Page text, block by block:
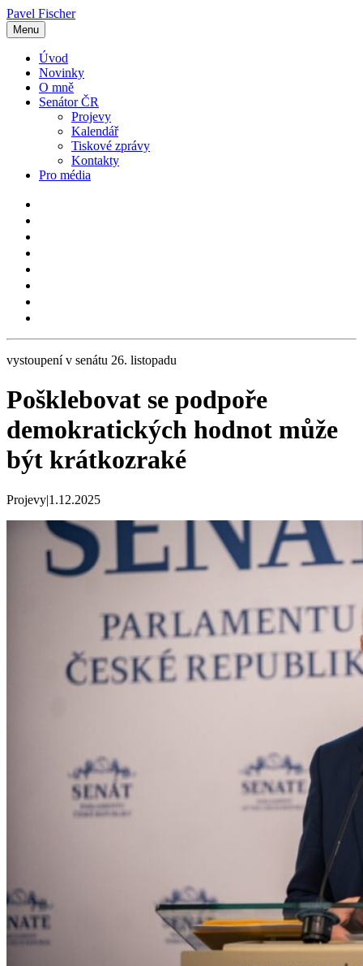
Pavel Fischer
Menu
Úvod
Novinky
O mně
Senátor ČR
Projevy
Kalendář
Tiskové zprávy
Kontakty
Pro média
vystoupení v senátu 26. listopadu
Pošklebovat se podpoře
demokratických hodnot může
být krátkozraké
Projevy|1.12.2025